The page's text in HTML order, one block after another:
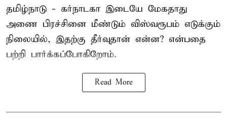
தமிழ்நாடு - கர்நாடகா இடையே மேகதாது
அணை பிரச்சினை மீண்டும் விஸ்வரூபம் எடுக்கும்
நிலையில், இதற்கு தீர்வுதான் என்ன? என்பதை
பற்றி பார்க்கப்போகிறோம்.
Read More